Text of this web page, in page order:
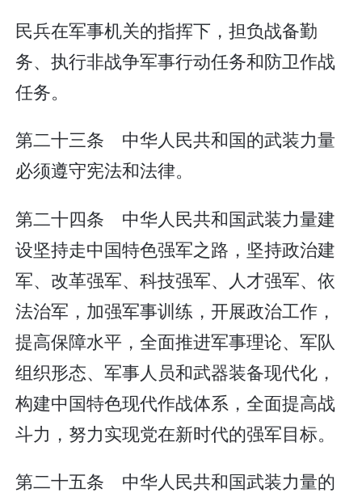
民兵在军事机关的指挥下，担负战备勤
务、执行非战争军事行动任务和防卫作战
任务。
第二十三条 中华人民共和国的武装力量
必须遵守宪法和法律。
第二十四条 中华人民共和国武装力量建
设坚持走中国特色强军之路，坚持政治建
军、改革强军、科技强军、人才强军、依
法治军，加强军事训练，开展政治工作，
提高保障水平，全面推进军事理论、军队
组织形态、军事人员和武器装备现代化，
构建中国特色现代作战体系，全面提高战
斗力，努力实现党在新时代的强军目标。
第二十五条 中华人民共和国武装力量的